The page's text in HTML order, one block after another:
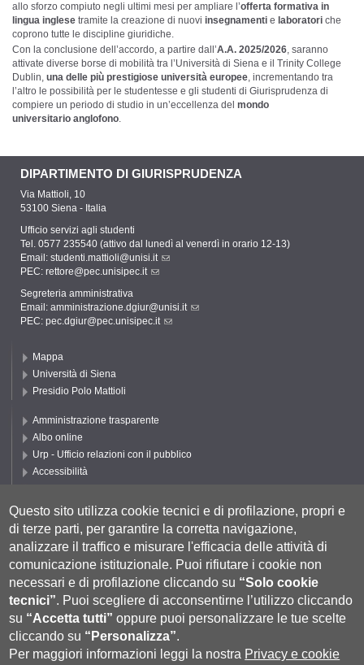
allo sforzo compiuto negli ultimi mesi per ampliare l’offerta formativa in
lingua inglese tramite la creazione di nuovi insegnamenti e laboratori che
coprono tutte le discipline giuridiche.
Con la conclusione dell’accordo, a partire dall’A.A. 2025/2026, saranno
attivate diverse borse di mobilità tra l’Università di Siena e il Trinity College
Dublin, una delle più prestigiose università europee, incrementando tra
l’altro le possibilità per le studentesse e gli studenti di Giurisprudenza di
compiere un periodo di studio in un’eccellenza del mondo
universitario anglofono.
DIPARTIMENTO DI GIURISPRUDENZA
Via Mattioli, 10
53100 Siena - Italia
Ufficio servizi agli studenti
Tel. 0577 235540 (attivo dal lunedì al venerdì in orario 12-13)
Email: studenti.mattioli@unisi.it
PEC: rettore@pec.unisipec.it
Segreteria amministrativa
Email: amministrazione.dgiur@unisi.it
PEC: pec.dgiur@pec.unisipec.it
Mappa
Università di Siena
Presidio Polo Mattioli
Amministrazione trasparente
Albo online
Urp - Ufficio relazioni con il pubblico
Accessibilità
Cookie settings
Segui UNISI
Questo sito utilizza cookie tecnici e di profilazione, propri e
di terze parti, per garantire la corretta navigazione,
analizzare il traffico e misurare l'efficacia delle attività di
comunicazione istituzionale. Puoi rifiutare i cookie non
necessari e di profilazione cliccando su “Solo cookie
tecnici”. Puoi scegliere di acconsentirne l’utilizzo cliccando
su “Accetta tutti” oppure puoi personalizzare le tue scelte
cliccando su “Personalizza”.
Per maggiori informazioni leggi la nostra Privacy e cookie